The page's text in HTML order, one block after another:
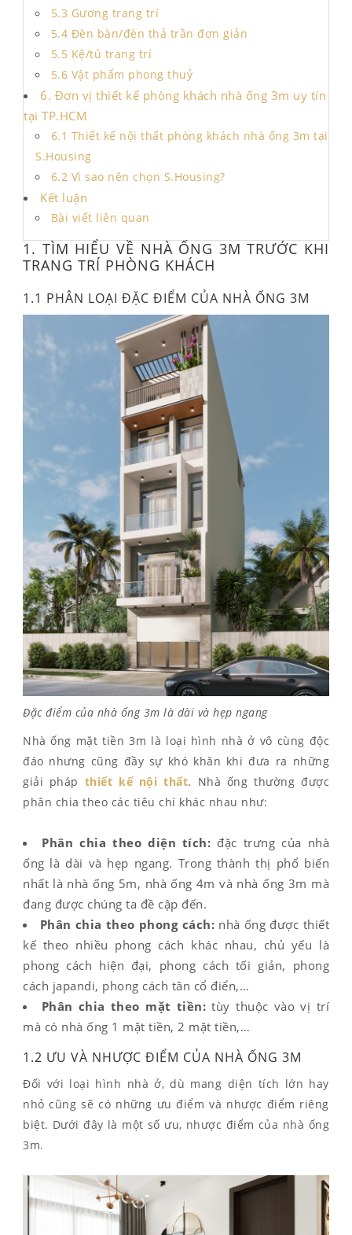
5.3 Gương trang trí
5.4 Đèn bàn/đèn thả trần đơn giản
5.5 Kệ/tủ trang trí
5.6 Vật phẩm phong thuỷ
6. Đơn vị thiết kế phòng khách nhà ống 3m uy tín
tại TP.HCM
6.1 Thiết kế nội thất phòng khách nhà ống 3m tại
S.Housing
6.2 Vì sao nên chọn S.Housing?
Kết luận
Bài viết liên quan
1. TÌM HIỂU VỀ NHÀ ỐNG 3M TRƯỚC KHI
TRANG TRÍ PHÒNG KHÁCH
1.1 PHÂN LOẠI ĐẶC ĐIỂM CỦA NHÀ ỐNG 3M
Đặc điểm của nhà ống 3m là dài và hẹp ngang
Nhà ống mặt tiền 3m là loại hình nhà ở vô cùng độc
đáo nhưng cũng đầy sự khó khăn khi đưa ra những
giải pháp thiết kế nội thất. Nhà ống thường được
phân chia theo các tiêu chí khác nhau như:
Phân chia theo diện tích: đặc trưng của nhà
ống là dài và hẹp ngang. Trong thành thị phổ biến
nhất là nhà ống 5m, nhà ống 4m và nhà ống 3m mà
đang được chúng ta đề cập đến.
Phân chia theo phong cách: nhà ống được thiết
kế theo nhiều phong cách khác nhau, chủ yếu là
phong cách hiện đại, phong cách tối giản, phong
cách japandi, phong cách tân cổ điển,…
Phân chia theo mặt tiền: tùy thuộc vào vị trí
mà có nhà ống 1 mặt tiền, 2 mặt tiền,…
1.2 ƯU VÀ NHƯỢC ĐIỂM CỦA NHÀ ỐNG 3M
Đối với loại hình nhà ở, dù mang diện tích lớn hay
nhỏ cũng sẽ có những ưu điểm và nhược điểm riêng
biệt. Dưới đây là một số ưu, nhược điểm của nhà ống
3m.